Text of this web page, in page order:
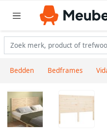
Bedden Bedframes